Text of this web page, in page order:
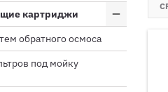
картриджи
обратного осмоса
под мойку